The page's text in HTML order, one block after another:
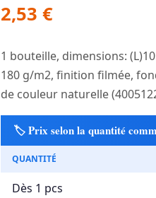
2,53€
1 bouteille, dimensions:
180 g/m2, finition filmée,
de couleur naturelle
🏷️ Prix selon la quantité
QUANTITÉ
Dès 1 pcs